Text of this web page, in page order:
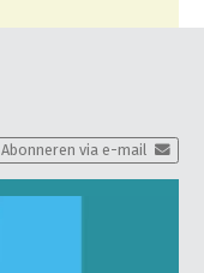
Abonneren via e-mail